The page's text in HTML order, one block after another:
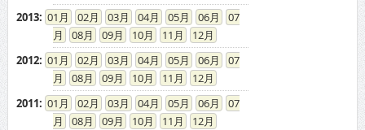
2013: 01 02 03 04 05 06
07
08
09 10 11
12
2012: 01 02 03 04 05 06
07
08
09 10 11
12
2011: 01 02 03 04 05 06
07
08
09 10 11
12